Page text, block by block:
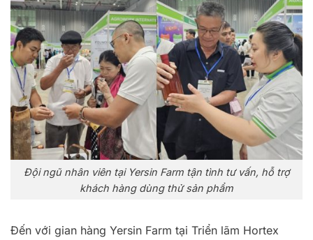
Đội ngũ nhân viên tại Yersin Farm tận tình tư vấn, hỗ trợ
khách hàng dùng thử sản phẩm
Đến với gian hàng Yersin Farm tại Triển lãm Hortex